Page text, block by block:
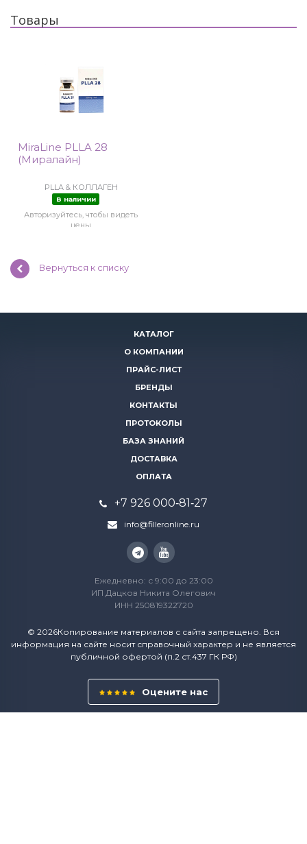
Товары
MiraLine PLLA 28
(Миралайн)
PLLA & КОЛЛАГЕН
В наличии
Авторизуйтесь, чтобы видеть
цены
Вернуться к списку
© 2026Копирование материалов с сайта запрещено. Вся
информация на сайте носит справочный характер и не является
публичной офертой (п.2 ст.437 ГК РФ)
Оцените нас
КАТАЛОГ
О КОМПАНИИ
ПРАЙС-ЛИСТ
БРЕНДЫ
КОНТАКТЫ
ПРОТОКОЛЫ
БАЗА ЗНАНИЙ
ДОСТАВКА
ОПЛАТА
+7 926 000‑81‑27
info@filleronline.ru
Ежедневно: с 9:00 до 23:00
ИП Дацков Никита Олегович
ИНН 250819322720